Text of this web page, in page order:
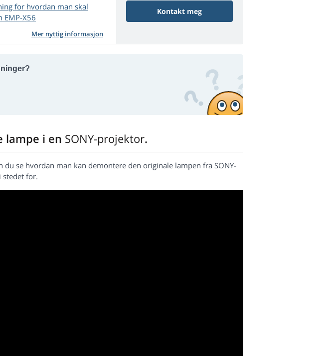
for hvordan man skal
EMP-X56
Mer nyttig informasjon
Kontakt meg
lampe i en SONY-projektor.
se hvordan man kan demontere den originale lampen fra SONY-
stedet for.